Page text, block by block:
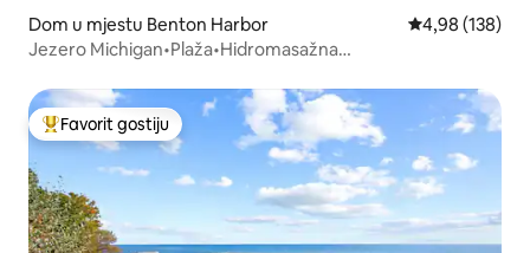
Dom u mjestu Benton Harbor Prosječna
4,98 (138)
Jezero Michigan•Plaža•Hidromasažna
Glavni favorit gostiju
Favorit gostiju